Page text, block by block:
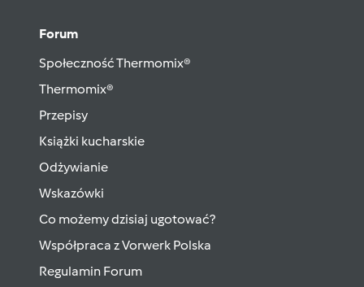
Forum
Społeczność Thermomix®
Thermomix®
Przepisy
Książki kucharskie
Odżywianie
Wskazówki
Co możemy dzisiaj ugotować?
Współpraca z Vorwerk Polska
Regulamin Forum